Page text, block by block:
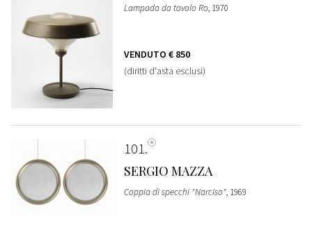
Lampada da tavolo Ro, 1970
VENDUTO € 850
(diritti d'asta esclusi)
101
SERGIO MAZZA
Coppia di specchi "Narciso", 1969